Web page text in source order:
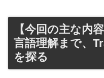
【今回の主な内
言語理解まで、
を探る